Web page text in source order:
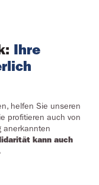
Ihre
helfen Sie unseren
profitieren auch von
anerkannten
kann auch